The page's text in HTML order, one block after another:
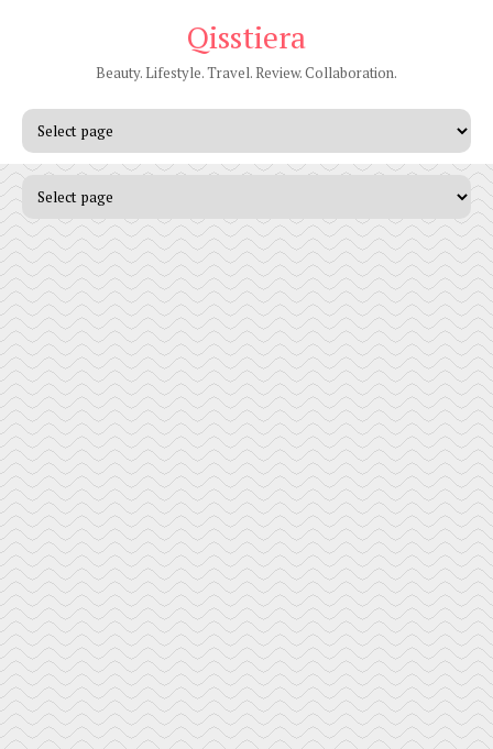
Qisstiera
Beauty. Lifestyle. Travel. Review. Collaboration.